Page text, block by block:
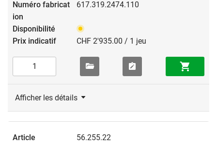
617.319.2474.110
CHF 2'935.00 / 1 jeu
Afficher les détails
56.255.22